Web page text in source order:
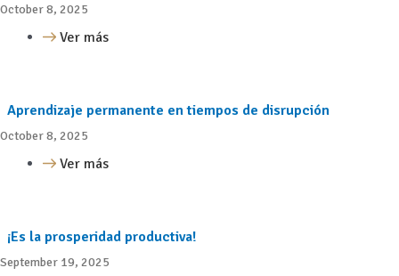
October 8, 2025
Ver más
Aprendizaje permanente en tiempos de disrupción
October 8, 2025
Ver más
¡Es la prosperidad productiva!
September 19, 2025